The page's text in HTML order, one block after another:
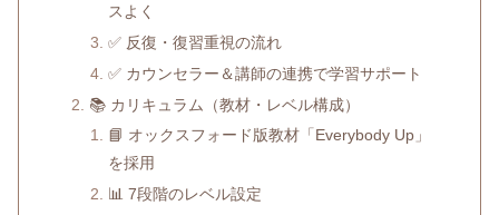
スよく
✅ 反復・復習重視の流れ
✅ カウンセラー＆講師の連携で学習サポート
📚 カリキュラム（教材・レベル構成）
📘 オックスフォード版教材「Everybody Up」
を採用
📊 7段階のレベル設定